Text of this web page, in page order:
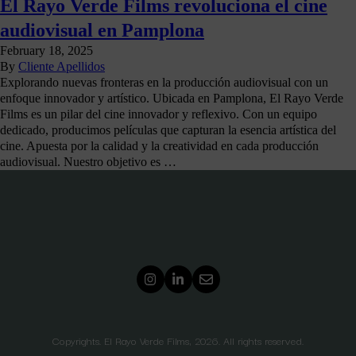
El Rayo Verde Films revoluciona el cine
audiovisual en Pamplona
February 18, 2025
By Cliente Apellidos
Explorando nuevas fronteras en la producción audiovisual con un
enfoque innovador y artístico. Ubicada en Pamplona, El Rayo Verde
Films es un pilar del cine innovador y reflexivo. Con un equipo
dedicado, producimos películas que capturan la esencia artística del
cine. Apuesta por la calidad y la creatividad en cada producción
audiovisual. Nuestro objetivo es …
Copyrights. El Rayo Verde Films, 2026. All rights reserved.